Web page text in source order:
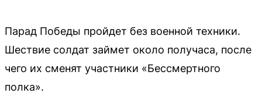
Парад Победы пройдет без военной техники.
Шествие солдат займет около получаса, после
чего их сменят участники «Бессмертного
полка».